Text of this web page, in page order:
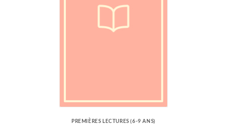
PREMIÈRES LECTURES (6-9 ANS)